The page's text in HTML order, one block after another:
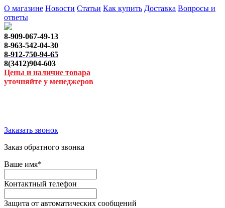
О магазине Новости Статьи Как купить Доставка Вопросы и
ответы
8-909-067-49-13
8-963-542-04-30
8-912-750-94-65
8(3412)904-603
Цены и наличие товара
уточняйте у менеджеров
Заказать звонок
Заказ обратного звонка
Ваше имя*
Контактный телефон
Защита от автоматических сообщений